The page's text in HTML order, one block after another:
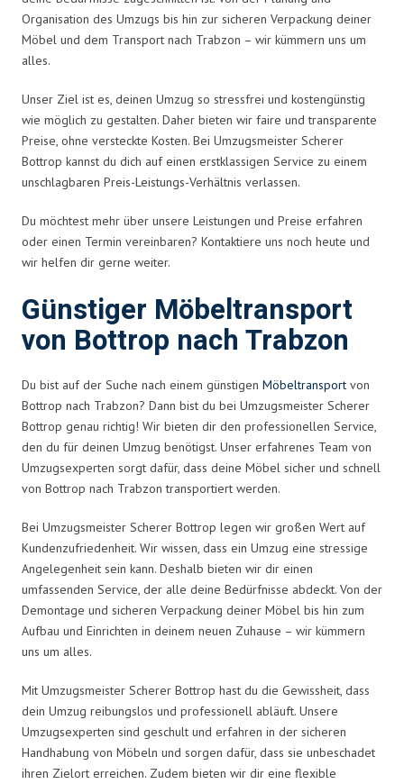
Organisation des Umzugs bis hin zur sicheren Verpackung deiner
Möbel und dem Transport nach Trabzon – wir kümmern uns um
alles.
Unser Ziel ist es, deinen Umzug so stressfrei und kostengünstig
wie möglich zu gestalten. Daher bieten wir faire und transparente
Preise, ohne versteckte Kosten. Bei Umzugsmeister Scherer
Bottrop kannst du dich auf einen erstklassigen Service zu einem
unschlagbaren Preis-Leistungs-Verhältnis verlassen.
Du möchtest mehr über unsere Leistungen und Preise erfahren
oder einen Termin vereinbaren? Kontaktiere uns noch heute und
wir helfen dir gerne weiter.
Günstiger Möbeltransport
von Bottrop nach Trabzon
Du bist auf der Suche nach einem günstigen Möbeltransport von
Bottrop nach Trabzon? Dann bist du bei Umzugsmeister Scherer
Bottrop genau richtig! Wir bieten dir den professionellen Service,
den du für deinen Umzug benötigst. Unser erfahrenes Team von
Umzugsexperten sorgt dafür, dass deine Möbel sicher und schnell
von Bottrop nach Trabzon transportiert werden.
Bei Umzugsmeister Scherer Bottrop legen wir großen Wert auf
Kundenzufriedenheit. Wir wissen, dass ein Umzug eine stressige
Angelegenheit sein kann. Deshalb bieten wir dir einen
umfassenden Service, der alle deine Bedürfnisse abdeckt. Von der
Demontage und sicheren Verpackung deiner Möbel bis hin zum
Aufbau und Einrichten in deinem neuen Zuhause – wir kümmern
uns um alles.
Mit Umzugsmeister Scherer Bottrop hast du die Gewissheit, dass
dein Umzug reibungslos und professionell abläuft. Unsere
Umzugsexperten sind geschult und erfahren in der sicheren
Handhabung von Möbeln und sorgen dafür, dass sie unbeschadet
ihren Zielort erreichen. Zudem bieten wir dir eine flexible